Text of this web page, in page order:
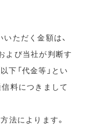
ただく金額は、
よび当社が判断す
下「代金等」とい
信料につきまして
法によります。